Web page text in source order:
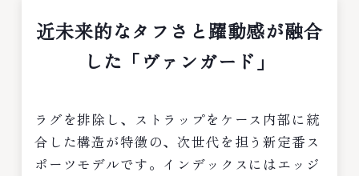
近未来的なタフさと躍動感が融合
した「ヴァンガード」
ラグを排除し、ストラップをケース内部に統
合した構造が特徴の、次世代を担う新定番ス
ポーツモデルです。インデックスにはエッジ